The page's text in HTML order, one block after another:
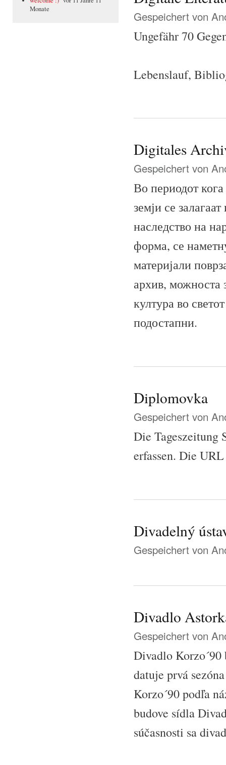
Monate
Gespeichert von
Ungefähr 70
Lebenslauf,
Digitales
Gespeichert von
Во периодот
земји се
наследство на
форма, се
материјали
архив, можноста
култура во
подостапни.
Diplomovka
Gespeichert von
Die Tageszeitung
erfassen. Die
Divadelný
Gespeichert von
Divadlo
Gespeichert von
Divadlo Korzo´90
datuje prvá
Korzo´90 podľa
budove sídla
súčasnosti sa